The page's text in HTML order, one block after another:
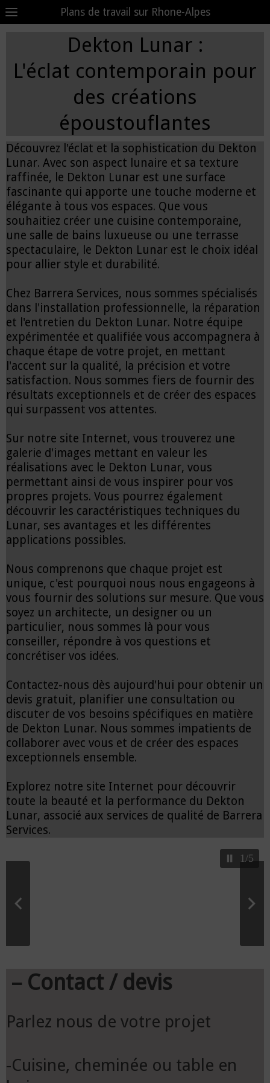
Plans de travail sur Rhone-Alpes
Dekton Lunar :
L'éclat contemporain pour
des créations
époustouflantes
Découvrez l'éclat et la sophistication du Dekton
Lunar. Avec son aspect lunaire et sa texture
raffinée, le Dekton Lunar est une surface
fascinante qui apporte une touche moderne et
élégante à tous vos espaces. Que vous
souhaitiez créer une cuisine contemporaine,
une salle de bains luxueuse ou une terrasse
spectaculaire, le Dekton Lunar est le choix idéal
pour allier style et durabilité.
Chez Barrera Services, nous sommes spécialisés
dans l'installation professionnelle, la réparation
et l'entretien du Dekton Lunar. Notre équipe
expérimentée et qualifiée vous accompagnera à
chaque étape de votre projet, en mettant
l'accent sur la qualité, la précision et votre
satisfaction. Nous sommes fiers de fournir des
résultats exceptionnels et de créer des espaces
qui surpassent vos attentes.
Sur notre site Internet, vous trouverez une
galerie d'images mettant en valeur les
réalisations avec le Dekton Lunar, vous
permettant ainsi de vous inspirer pour vos
propres projets. Vous pourrez également
découvrir les caractéristiques techniques du
Lunar, ses avantages et les différentes
applications possibles.
Nous comprenons que chaque projet est
unique, c'est pourquoi nous nous engageons à
vous fournir des solutions sur mesure. Que vous
soyez un architecte, un designer ou un
particulier, nous sommes là pour vous
conseiller, répondre à vos questions et
concrétiser vos idées.
Contactez-nous dès aujourd'hui pour obtenir un
devis gratuit, planifier une consultation ou
discuter de vos besoins spécifiques en matière
de Dekton Lunar. Nous sommes impatients de
collaborer avec vous et de créer des espaces
exceptionnels ensemble.
Explorez notre site Internet pour découvrir
toute la beauté et la performance du Dekton
Lunar, associé aux services de qualité de Barrera
Services.
1/5
– Contact / devis
Parlez nous de votre projet
-Cuisine, cheminée ou table en